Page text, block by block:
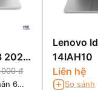
2026
đ
6
Lenovo
14IAH10
Liên hệ
So sánh